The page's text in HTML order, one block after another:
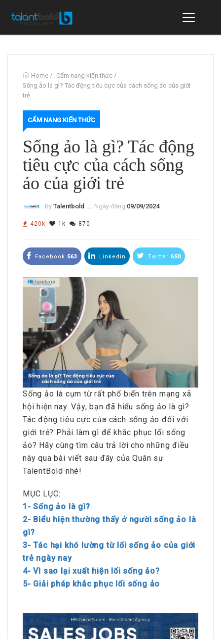
Home / Cẩm nang kiến thức /
Sống ảo là gì? Tác động tiêu cực của cách sống ảo của giới
trẻ
CẨM NANG KIẾN THỨC
Sống ảo là gì? Tác động
tiêu cực của cách sống
ảo của giới trẻ
By Talentbold ــ Ngày đăng 09/09/2024
420k 1k 870
Facebook 563 Linkedin Twitter 650
Sống ảo là cụm từ rất phổ biến trên mạng xã
hội hiện nay. Vậy, bạn đã hiểu sống ảo là gì?
Tác động tiêu cực của cách sống ảo đối với
giới trẻ? Phải làm gì để khắc phục lối sống
ảo? Hãy cùng tìm câu trả lời cho những điều
này qua bài viết sau đây của Quân sư
TalentBold nhé!
MỤC LỤC:
1- Sống ảo là gì?
2- Biểu hiện thường thấy ở người sống ảo là
gì?
3- Tác hại khó lường từ lối sống ảo của giới
trẻ ngày nay
4- Vì sao lại xuất hiện lối sống ảo?
5- Giải pháp khắc phục lối sống ảo